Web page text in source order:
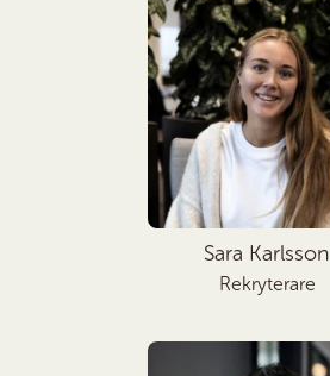
Sara Karlsson
Rekryterare